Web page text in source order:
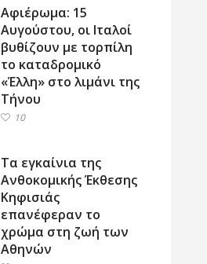
Αφιέρωμα: 15
Αυγούστου, οι Ιταλοί
βυθίζουν με τορπίλη
το καταδρομικό
«Έλλη» στο λιμάνι της
Τήνου
10
Τα εγκαίνια της
Ανθοκομικής Έκθεσης
Κηφισιάς
επανέφεραν το
χρώμα στη ζωή των
Αθηνών